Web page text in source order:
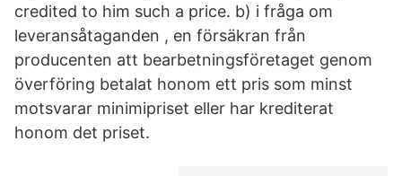
credited to him such a price. b) i fråga om
leveransåtaganden , en försäkran från
producenten att bearbetningsföretaget genom
överföring betalat honom ett pris som minst
motsvarar minimipriset eller har krediterat
honom det priset.